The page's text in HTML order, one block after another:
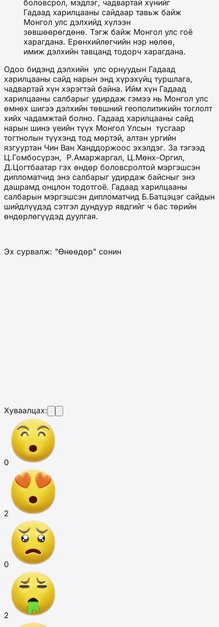
боловсрол, мэдлэг, чадвартай хүнийг
Гадаад харилцааны сайдаар тавьж байж
Монгол улс дэлхийд хүлээн
зөвшөөрөгдөнө. Тэгж байж Монгол улс гоё
харагдана. Ерөнхийлөгчийн нэр нөлөө,
имиж дэлхийн тавцанд тодорч харагдана.
Одоо бидэнд дэлхийн улс орнуудын Гадаад
харилцааны сайд нарын энд хүрэхүйц туршлага,
чадвартай хүн хэрэгтэй байна. Ийм хүн Гадаад
харилцааны салбарыг удирдаж гэмээ нь Монгол улс
өмнөх шигээ дэлхийн төвшний геополитикийн тоглолт
хийх чадамжтай болно. Гадаад харилцааны сайд
нарын шинэ үеийн түүх Монгол Улсын тусгаар
тогтнолын түүхэнд тод мөртэй, алтан ургийн
язгууртан Чин Ван Ханддоржоос эхэлдэг. За тэгээд
Ц.Гомбосүрэн, Р.Амаржаргал, Ц.Мөнх-Оргил,
Д.Цогтбаатар гэх өндөр боловсролтой мэргэшсэн
дипломатчид энэ салбарыг удирдаж байсныг энэ
дашрамд онцлон тодотгоё. Гадаад харилцааны
салбарын мэргэшсэн дипломатчид Б.Батцэцэг сайдын
шийдлүүдэд сэтгэл дундуур явдгийг ч бас төрийн
өндөрлөгүүдэд дуулгая.
Эх сурвалж: "Өнөөдөр" сонин
Хуваалцах:
0
2
0
2